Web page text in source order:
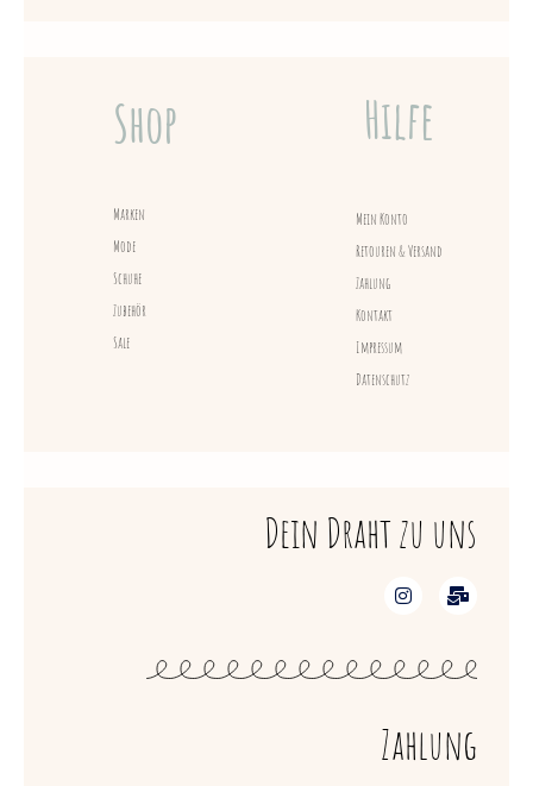
Shop
Marken
Mode
Schuhe
Zubehör
Sale
Hilfe
Mein Konto
Retouren & Versand
Zahlung
Kontakt
Impressum
Datenschutz
Dein Draht zu uns
Zahlung